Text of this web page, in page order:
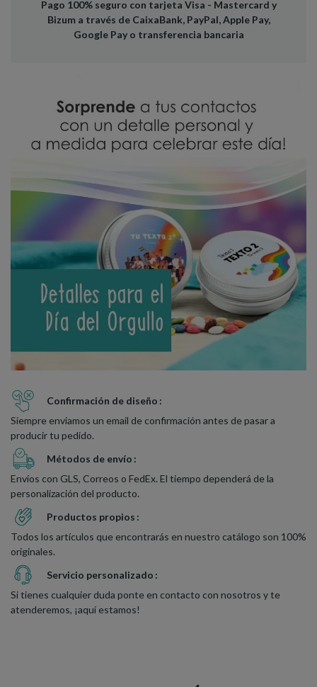
Pago 100% seguro con tarjeta Visa - Mastercard y
Bizum a través de CaixaBank, PayPal, Apple Pay,
Google Pay o transferencia bancaria
Confirmación de diseño
Siempre enviamos un email de confirmación antes de pasar a
producir tu pedido.
Métodos de envío
Envíos con GLS, Correos o FedEx. El tiempo dependerá de la
personalización del producto.
Productos propios
Todos los artículos que encontrarás en nuestro catálogo son 100%
originales.
Servicio personalizado
Si tienes cualquier duda ponte en contacto con nosotros y te
atenderemos, ¡aquí estamos!